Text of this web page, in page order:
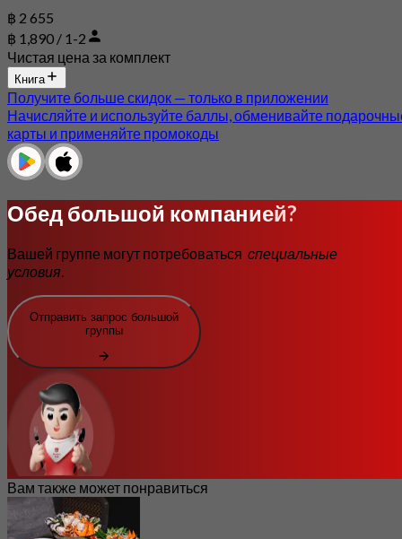
฿ 2 655
฿ 1,890 / 1-2
Чистая цена за комплект
Книга
Получите больше скидок — только в приложении
Начисляйте и используйте баллы, обменивайте
карты и применяйте промокоды
Обед большой компанией?
Вашей группе могут потребоваться специальные
условия.
Отправить запрос большой
группы
Вам также может понравиться